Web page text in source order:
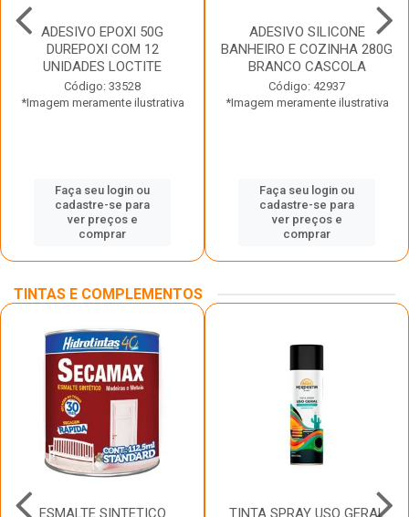
ADESIVO EPOXI 50G
DUREPOXI COM 12
UNIDADES LOCTITE
Código: 33528
*Imagem meramente ilustrativa
Faça seu login ou
cadastre-se para
ver preços e
comprar
ADESIVO SILICONE
BANHEIRO E COZINHA 280G
BRANCO CASCOLA
Código: 42937
*Imagem meramente ilustrativa
Faça seu login ou
cadastre-se para
ver preços e
comprar
TINTAS E COMPLEMENTOS
ESMALTE SINTETICO TINTA SPRAY USO GERAL